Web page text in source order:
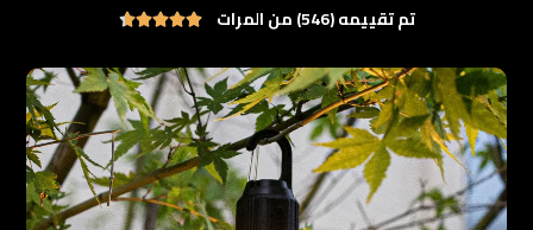
تم تقييمه (546) من المرات 



